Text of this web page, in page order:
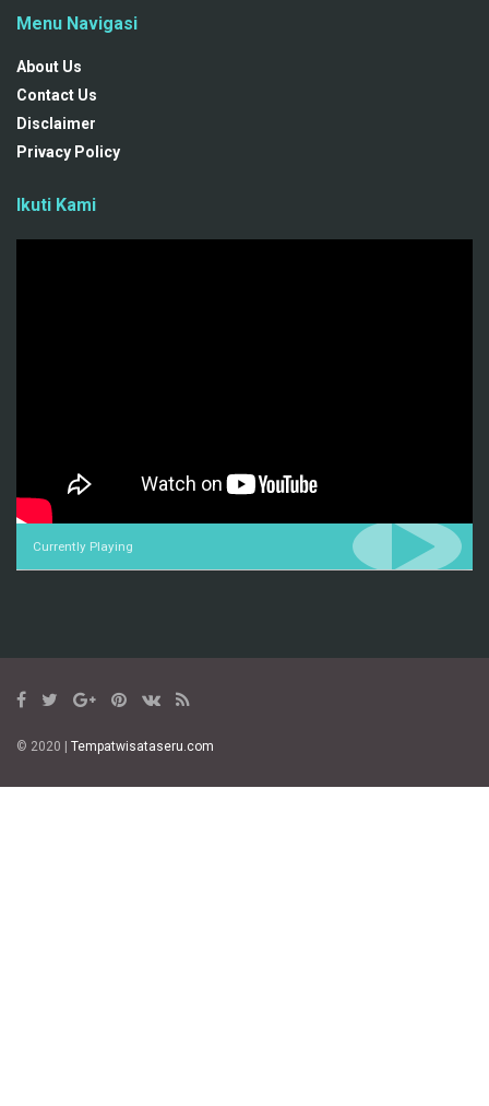
Menu Navigasi
About Us
Contact Us
Disclaimer
Privacy Policy
Ikuti Kami
Currently Playing
© 2020 | Tempatwisataseru.com